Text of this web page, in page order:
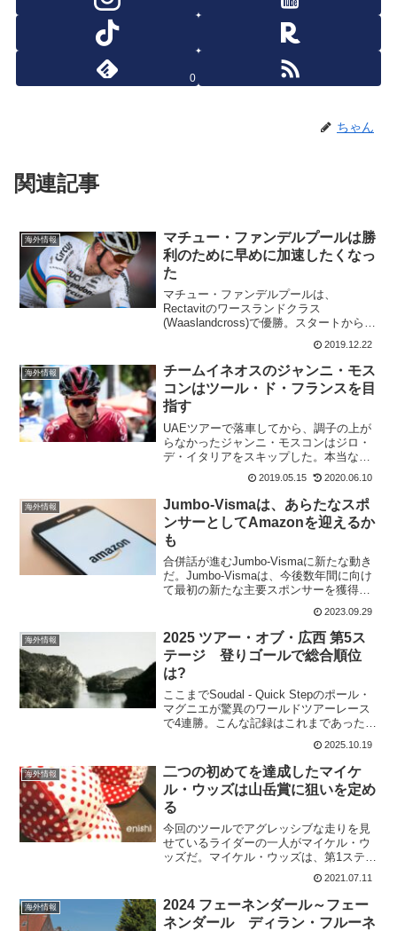
0
ちゃん
関連記事
海外情報
マチュー・ファンデルプールは勝
利のために早めに加速したくなっ
た
マチュー・ファンデルプールは、
Rectavitのワースランドクラス
(Waaslandcross)で優勝。スタートから、
しばらくはゼネク・スティバル
(Deceuninck - Quick Step)が3番手を走っ
ている。さすがは元世界チャンピ...
2019.12.22
海外情報
チームイネオスのジャンニ・モス
コンはツール・ド・フランスを目
指す
UAEツアーで落車してから、調子の上が
らなかったジャンニ・モスコンはジロ・
デ・イタリアをスキップした。本当なら
ば、今頃はエガン・ベルナルと共にエー
スとして走っていたはずなのに。そのジ
ャンニ・モスコンですがカリフォルニア
ツアーに出場している。...
2019.05.15 2020.06.10
海外情報
Jumbo-Vismaは、あらたなスポ
ンサーとしてAmazonを迎えるか
も
合併話が進むJumbo-Vismaに新たな動き
だ。Jumbo-Vismaは、今後数年間に向け
て最初の新たな主要スポンサーを獲得し
た。シアトルに本拠を置くアメリカの電
子商取引企業Amazonが加わるというの
だ。オランダのマーケター、クリス・
ワ...
2023.09.29
海外情報
2025 ツアー・オブ・広西 第5ス
テージ 登りゴールで総合順位
は?
ここまでSoudal - Quick Stepのポール・
マグニエが驚異のワールドツアーレース
で4連勝。こんな記録はこれまであったの
だろうか。だが、さすがに全勝はない
か。第5ステージは登りゴールだからだ。
第5ステージ 宜州～ノンラ 165...
2025.10.19
海外情報
二つの初めてを達成したマイケ
ル・ウッズは山岳賞に狙いを定め
る
今回のツールでアグレッシブな走りを見
せているライダーの一人がマイケル・ウ
ッズだ。マイケル・ウッズは、第1ステー
ジの2度のクラッシュで154位からのスタ
ート。初日に総合への道を諦めないとい
けないというのは本人にとってもチーム
にとっても厳しい。...
2021.07.11
海外情報
2024 フェーネンダール～フェー
ネンダール ディラン・フルーネ